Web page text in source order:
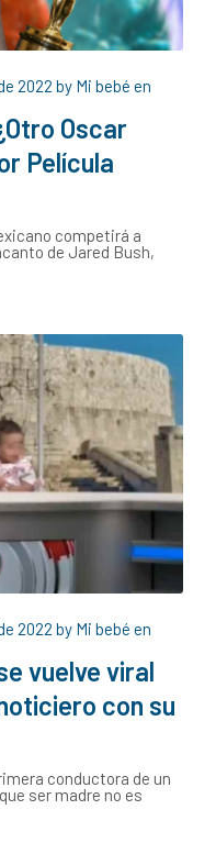
2022 by Mi bebé en
Oscar
Película
competirá a
de Jared Bush,
2022 by Mi bebé en
vuelve viral
con su
conductora de un
ser madre no es